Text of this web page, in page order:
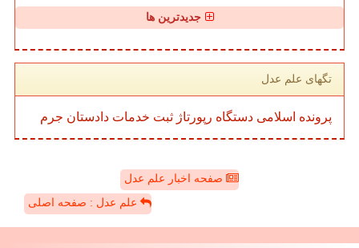
جدیدترین ها
تگهای علم عدل
پرونده اسلامی دستگاه رپورتاژ ثبت خدمات دادستان جرم
صفحه اخبار علم عدل
علم عدل : صفحه اصلی